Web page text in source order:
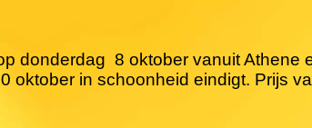
donderdag 8 oktober vanuit Athene
oktober in schoonheid eindigt. Prijs